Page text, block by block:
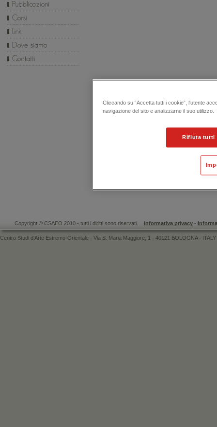
Copyright © CSAEO 2010 - tutti i diritti sono riservati. Informativa privacy -
Centro Studi d'Arte Estremo-Orientale - Via S. Maria Maggiore, 1 - 40121 BOLOGNA -
Cliccando su “Accetta tutti i cookie”, l'utente
navigazione del sito e analizzarne il suo utilizzo.
Rifiuta tutti